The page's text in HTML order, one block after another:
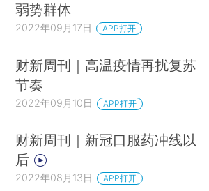
弱势群体
2022年09月17日 APP打开
财新周刊｜高温疫情再扰复苏
节奏
2022年09月10日 APP打开
财新周刊｜新冠口服药冲线以
后
2022年08月13日 APP打开